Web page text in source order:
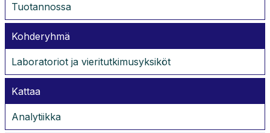
Tuotannossa
Kohderyhmä
Laboratoriot ja vieritutkimusyksiköt
Kattaa
Analytiikka